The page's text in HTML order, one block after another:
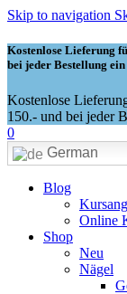
Skip to navigation
Kostenlose Lieferung
bei jeder Bestellung
Kostenlose
150.- und bei jeder
0
German
Blog
Online
Shop
Neu
Nägel